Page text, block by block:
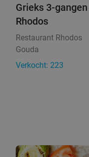
Grieks 3-
Rhodos
Restaurant Rhodos
Gouda
Verkocht: 223